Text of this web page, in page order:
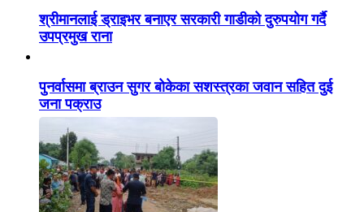
श्रीमानलाई ड्राइभर बनाएर सरकारी गाडीको दुरुपयोग गर्दै
उपप्रमुख राना
पुनर्वासमा ब्राउन सुगर बोकेका सशस्त्रका जवान सहित दुई
जना पक्राउ